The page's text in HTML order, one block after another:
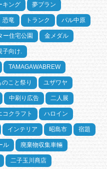
キング 夢プラン
恐竜 トランク パル中原
ー住宅公園 金メダル
子向け.
TAMAGAWABREW
のこと祭り ユザワヤ
中刷り広告 二人展
コクラフト ハロイン
インテリア 昭島市 宿題
ル 廃棄物収集車輛
二子玉川商店